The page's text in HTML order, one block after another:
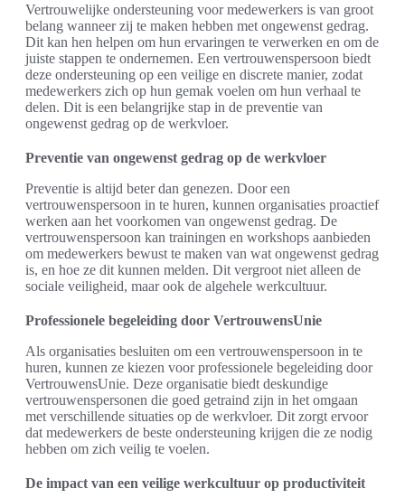
Vertrouwelijke ondersteuning voor medewerkers is van groot
belang wanneer zij te maken hebben met ongewenst gedrag.
Dit kan hen helpen om hun ervaringen te verwerken en om de
juiste stappen te ondernemen. Een vertrouwenspersoon biedt
deze ondersteuning op een veilige en discrete manier, zodat
medewerkers zich op hun gemak voelen om hun verhaal te
delen. Dit is een belangrijke stap in de preventie van
ongewenst gedrag op de werkvloer.
Preventie van ongewenst gedrag op de werkvloer
Preventie is altijd beter dan genezen. Door een
vertrouwenspersoon in te huren, kunnen organisaties proactief
werken aan het voorkomen van ongewenst gedrag. De
vertrouwenspersoon kan trainingen en workshops aanbieden
om medewerkers bewust te maken van wat ongewenst gedrag
is, en hoe ze dit kunnen melden. Dit vergroot niet alleen de
sociale veiligheid, maar ook de algehele werkcultuur.
Professionele begeleiding door VertrouwensUnie
Als organisaties besluiten om een vertrouwenspersoon in te
huren, kunnen ze kiezen voor professionele begeleiding door
VertrouwensUnie. Deze organisatie biedt deskundige
vertrouwenspersonen die goed getraind zijn in het omgaan
met verschillende situaties op de werkvloer. Dit zorgt ervoor
dat medewerkers de beste ondersteuning krijgen die ze nodig
hebben om zich veilig te voelen.
De impact van een veilige werkcultuur op productiviteit